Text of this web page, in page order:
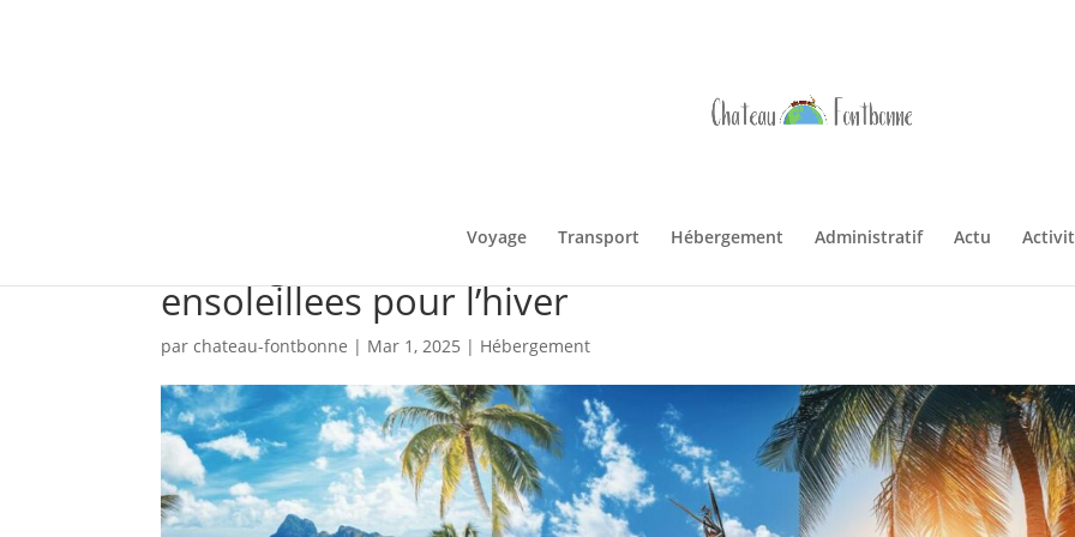
Voyage Transport Hébergement Administratif Actu
Hebergements de luxe dans 10 destinations
ensoleillees pour l’hiver
parchateau-fontbonne | Mar 1, 2025 | Hébergement